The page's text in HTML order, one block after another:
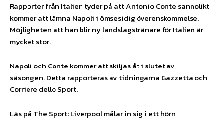
Rapporter från Italien tyder på att Antonio Conte sannolikt
kommer att lämna Napoli i ömsesidig överenskommelse.
Möjligheten att han blir ny landslagstränare för Italien är
mycket stor.
Napoli och Conte kommer att skiljas åt i slutet av
säsongen. Detta rapporteras av tidningarna Gazzetta och
Corriere dello Sport.
Läs på The Sport: Liverpool målar in sig i ett hörn